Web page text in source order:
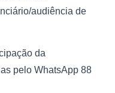
audiência de
da
pelo WhatsApp 88